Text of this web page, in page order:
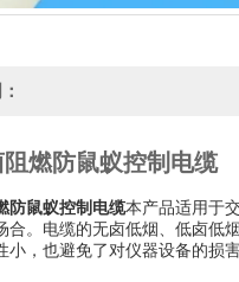
燃防鼠蚁控制电缆
防鼠蚁控制电缆本产品适用于
合。电缆的无卤低烟、低卤低
小，也避免了对仪器设备的损